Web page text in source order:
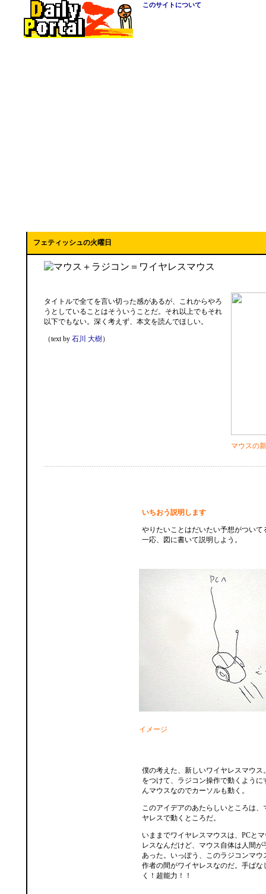
このサイトについて
フェティッシュの火曜日
マウスの
タイトルで全てを言い切った感があるが、これからやろ
うとしていることはそういうことだ。それ以上でもそれ
以下でもない。深く考えず、本文を読んでほしい。
（text by 石川 大樹）
いちおう説明します
やりたいことはだいたい予想がついて
一応、図に書いて説明しよう。
イメージ
僕の考えた、新しいワイヤレスマウス
をつけて、ラジコン操作で動くように
んマウスなのでカーソルも動く。
このアイデアのあたらしいところは、
ヤレスで動くところだ。
いままでワイヤレスマウスは、PCと
レスなんだけど、マウス自体は人間が
あった。いっぽう、このラジコンマウ
作者の間がワイヤレスなのだ。手ばな
く！超能力！！